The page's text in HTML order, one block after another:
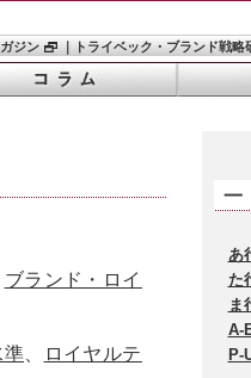
ジン ｜ トライベック・ブランド戦略
ブランド・ロイ
準
ロイヤルテ
あ
た
ま
A-
P-